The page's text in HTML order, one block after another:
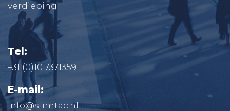
verdieping
Tel:
+31 (0)10 7371359
E-mail:
info@s-imtac.nl